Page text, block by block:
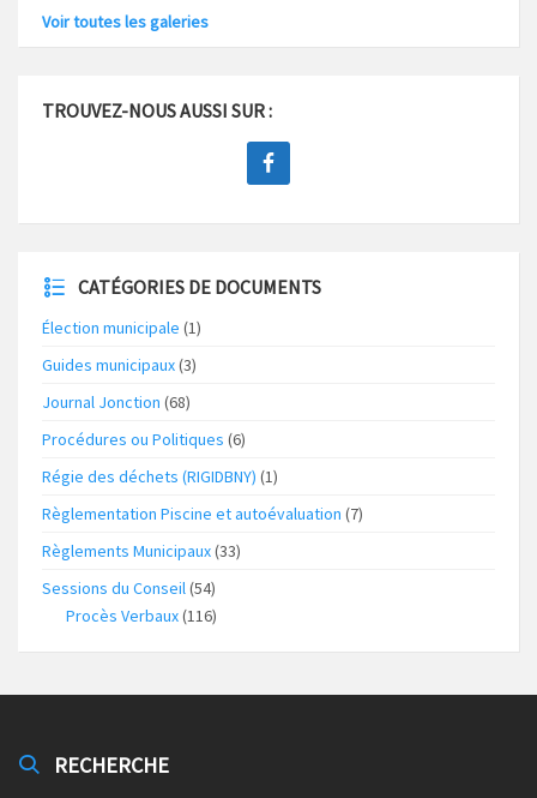
Voir toutes les galeries
TROUVEZ-NOUS AUSSI SUR :
CATÉGORIES DE DOCUMENTS
Élection municipale (1)
Guides municipaux(3)
Journal Jonction (68)
Procédures ou Politiques (6)
Régie des déchets (RIGIDBNY) (1)
Règlementation Piscine et autoévaluation (7)
Règlements Municipaux(33)
Sessions du Conseil(54)
Procès Verbaux(116)
RECHERCHE